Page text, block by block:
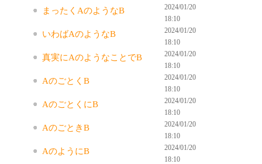
まったくAのようなB
2024/01/20
18:10
いわばAのようなB
2024/01/20
18:10
真実にAのようなことでB
2024/01/20
18:10
AのごとくB
2024/01/20
18:10
AのごとくにB
2024/01/20
18:10
AのごときB
2024/01/20
18:10
AのようにB
2024/01/20
18:10